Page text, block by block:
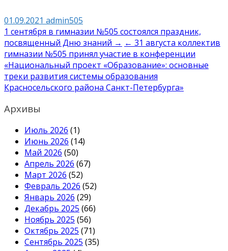
01.09.2021 admin505
Навигация
по
записям
1 сентября в гимназии №505 состоялся праздник,
посвященный Дню знаний → ← 31 августа коллектив
гимназии №505 принял участие в конференции
«Национальный проект «Образование»: основные
треки развития системы образования
Красносельского района Санкт-Петербурга»
Архивы
Июль 2026 (1)
Июнь 2026 (14)
Май 2026 (50)
Апрель 2026 (67)
Март 2026 (52)
Февраль 2026 (52)
Январь 2026 (29)
Декабрь 2025 (66)
Ноябрь 2025 (56)
Октябрь 2025 (71)
Сентябрь 2025 (35)